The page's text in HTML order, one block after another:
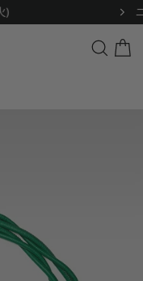
回購入5%OFF
Search